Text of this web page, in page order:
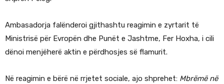
Ambasadorja falënderoi gjithashtu reagimin e zyrtarit të
Ministrisë për Evropën dhe Punët e Jashtme, Fer Hoxha, i cili
dënoi menjëherë aktin e përdhosjes së flamurit.
Në reagimin e bërë në rrjetet sociale, ajo shprehet: Mbrëmë në